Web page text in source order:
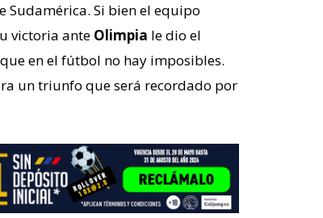
Sudamérica. Si bien el equipo
victoria ante Olimpia le dio el
en el fútbol no hay imposibles.
un triunfo que será recordado por